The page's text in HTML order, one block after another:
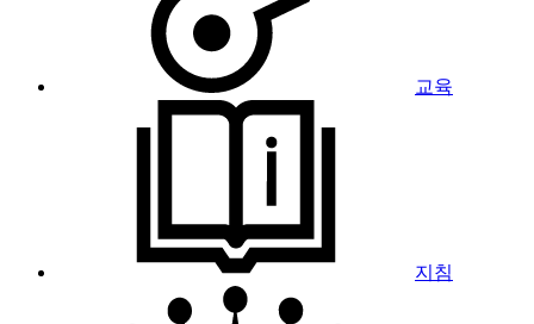
교육
지침